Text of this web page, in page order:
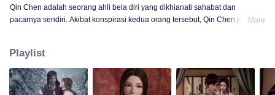
Qin Chen adalah seorang ahli bela diri yang dikhianati sahabat dan
pacarnya sendiri. Akibat konspirasi kedua orang tersebut, Qin Chen jatuh ke
kehidupan barunya dan melindungi semua yang ia cintai, Qin Chen mulai
berlatih seni bela diri lagi dengan gigih.
More
Playlist